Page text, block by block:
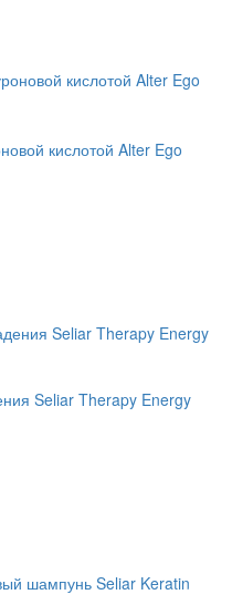
кислотой Alter Ego
Seliar Therapy Energy